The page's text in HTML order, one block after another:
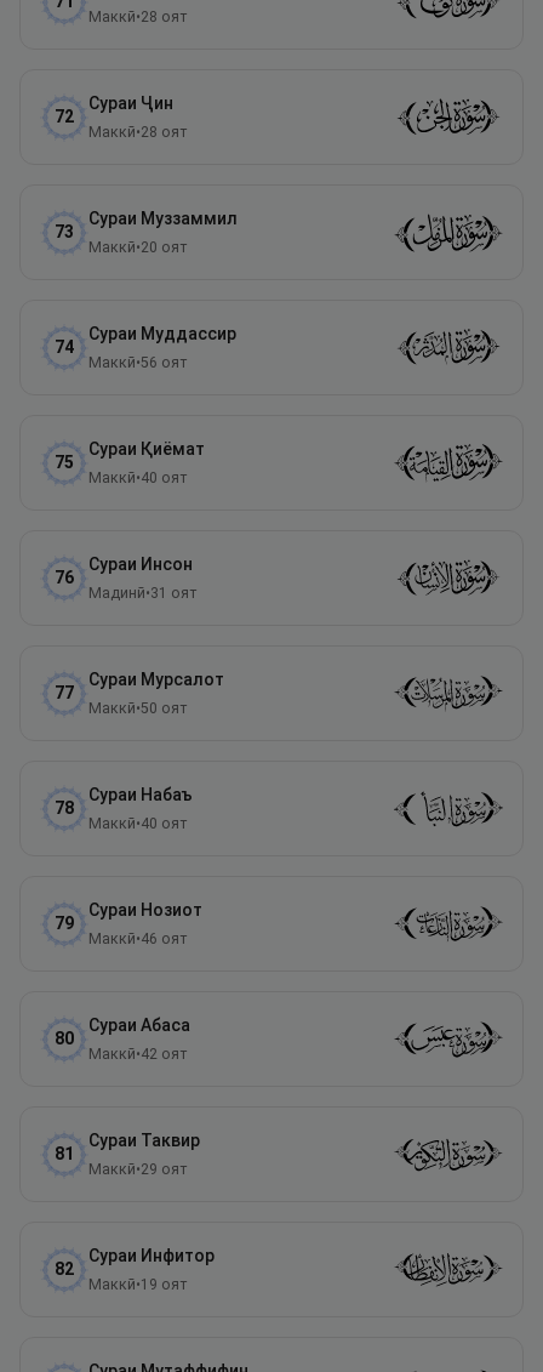
Маккӣ•28 оят
72
Сураи Ҷин
Маккӣ•28 оят
73
Сураи Муззаммил
Маккӣ•20 оят
74
Сураи Муддассир
Маккӣ•56 оят
75
Сураи Қиёмат
Маккӣ•40 оят
76
Сураи Инсон
Мадинӣ•31 оят
77
Сураи Мурсалот
Маккӣ•50 оят
78
Сураи Набаъ
Маккӣ•40 оят
79
Сураи Нозиот
Маккӣ•46 оят
80
Сураи Абаса
Маккӣ•42 оят
81
Сураи Таквир
Маккӣ•29 оят
82
Сураи Инфитор
Маккӣ•19 оят